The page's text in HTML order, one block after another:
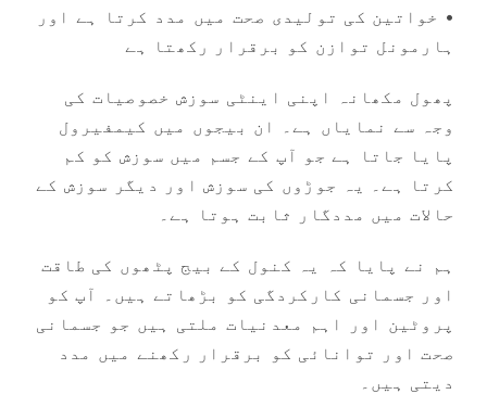
• خواتین کی تولیدی صحت میں مدد کرتا ہے اور
ہارمونل توازن کو برقرار رکھتا ہے
پھول مکھانہ اپنی اینٹی سوزش خصوصیات کی
وجہ سے نمایاں ہے۔ ان بیجوں میں کیمفیرول
پایا جاتا ہے جو آپ کے جسم میں سوزش کو کم
کرتا ہے۔ یہ جوڑوں کی سوزش اور دیگر سوزش کے
حالات میں مددگار ثابت ہوتا ہے۔
ہم نے پایا کہ یہ کنول کے بیج پٹھوں کی طاقت
اور جسمانی کارکردگی کو بڑھاتے ہیں۔ آپ کو
پروٹین اور اہم معدنیات ملتی ہیں جو جسمانی
صحت اور توانائی کو برقرار رکھنے میں مدد
دیتی ہیں۔